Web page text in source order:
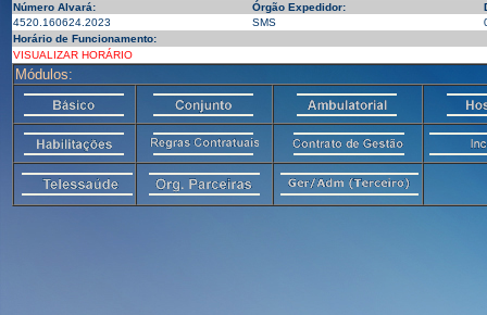
Número Alvará:
Órgão Expedidor:
4520.160624.2023
SMS
Horário de Funcionamento:
VISUALIZAR HORÁRIO
Módulos: